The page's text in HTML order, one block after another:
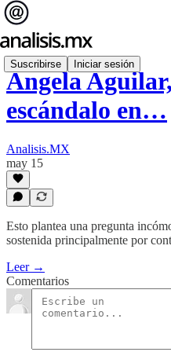
Suscribirse Iniciar sesión
Ángela
escándalo en…
Analisis.MX
may 15
Esto plantea una pregunta
sostenida principalmente por
Leer →
Comentarios